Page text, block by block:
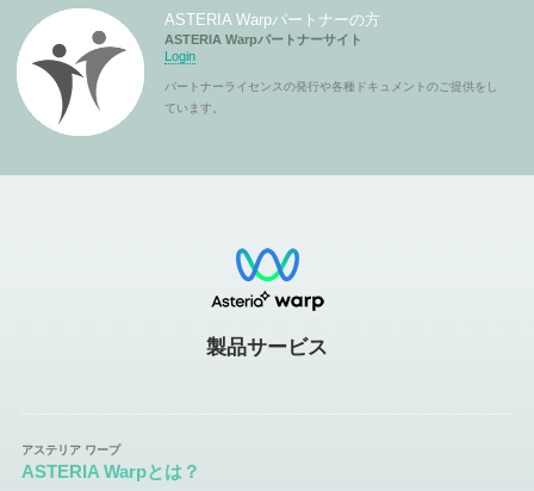
ASTERIA Warpパートナーの方
ASTERIA Warpパートナーサイト
Login
パートナーライセンスの発行や各種ドキュメントのご提供をし
ています。
製品サービス
ASTERIA Warpとは？